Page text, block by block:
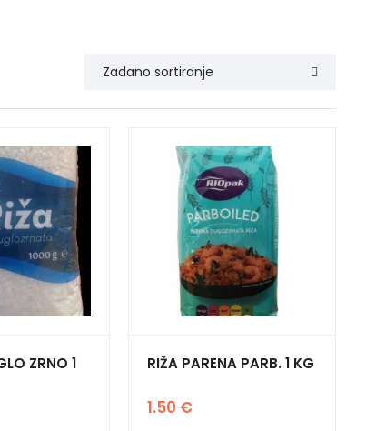
ZRNO 1
RIŽA PARENA PARB. 1 KG
1.50 €